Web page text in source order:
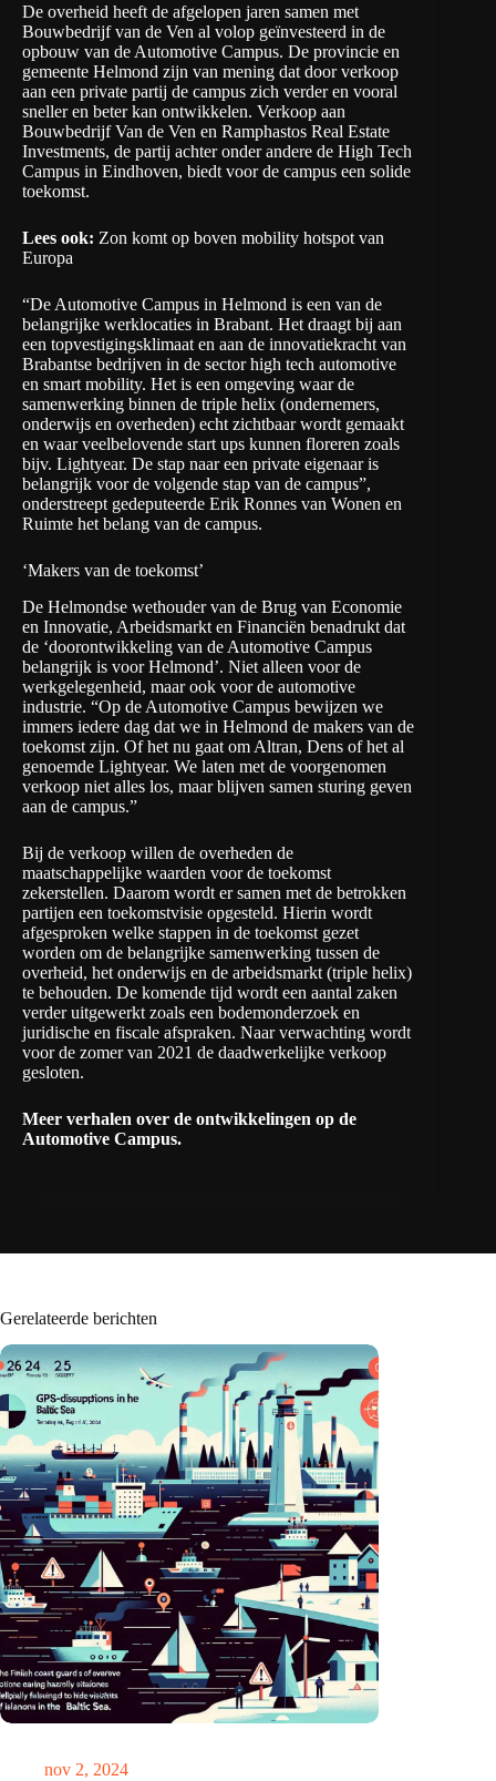
De overheid heeft de afgelopen jaren samen met
Bouwbedrijf van de Ven al volop geïnvesteerd in de
opbouw van de Automotive Campus. De provincie en
gemeente Helmond zijn van mening dat door verkoop
aan een private partij de campus zich verder en vooral
sneller en beter kan ontwikkelen. Verkoop aan
Bouwbedrijf Van de Ven en Ramphastos Real Estate
Investments, de partij achter onder andere de High Tech
Campus in Eindhoven, biedt voor de campus een solide
toekomst.
Lees ook: Zon komt op boven mobility hotspot van
Europa
“De Automotive Campus in Helmond is een van de
belangrijke werklocaties in Brabant. Het draagt bij aan
een topvestigingsklimaat en aan de innovatiekracht van
Brabantse bedrijven in de sector high tech automotive
en smart mobility. Het is een omgeving waar de
samenwerking binnen de triple helix (ondernemers,
onderwijs en overheden) echt zichtbaar wordt gemaakt
en waar veelbelovende start ups kunnen floreren zoals
bijv. Lightyear. De stap naar een private eigenaar is
belangrijk voor de volgende stap van de campus”,
onderstreept gedeputeerde Erik Ronnes van Wonen en
Ruimte het belang van de campus.
‘Makers van de toekomst’
De Helmondse wethouder van de Brug van Economie
en Innovatie, Arbeidsmarkt en Financiën benadrukt dat
de ‘doorontwikkeling van de Automotive Campus
belangrijk is voor Helmond’. Niet alleen voor de
werkgelegenheid, maar ook voor de automotive
industrie. “Op de Automotive Campus bewijzen we
immers iedere dag dat we in Helmond de makers van de
toekomst zijn. Of het nu gaat om Altran, Dens of het al
genoemde Lightyear. We laten met de voorgenomen
verkoop niet alles los, maar blijven samen sturing geven
aan de campus.”
Bij de verkoop willen de overheden de
maatschappelijke waarden voor de toekomst
zekerstellen. Daarom wordt er samen met de betrokken
partijen een toekomstvisie opgesteld. Hierin wordt
afgesproken welke stappen in de toekomst gezet
worden om de belangrijke samenwerking tussen de
overheid, het onderwijs en de arbeidsmarkt (triple helix)
te behouden. De komende tijd wordt een aantal zaken
verder uitgewerkt zoals een bodemonderzoek en
juridische en fiscale afspraken. Naar verwachting wordt
voor de zomer van 2021 de daadwerkelijke verkoop
gesloten.
Meer verhalen over de ontwikkelingen op de
Automotive Campus.
Gerelateerde berichten
nov 2, 2024